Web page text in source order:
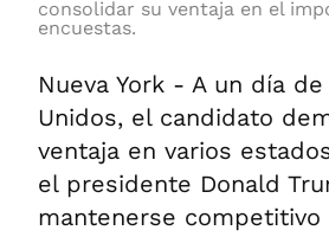
consolidar su ventaja en el
encuestas.
Nueva York - A un día
Unidos, el candidato
ventaja en varios
el presidente Donald
mantenerse competitivo